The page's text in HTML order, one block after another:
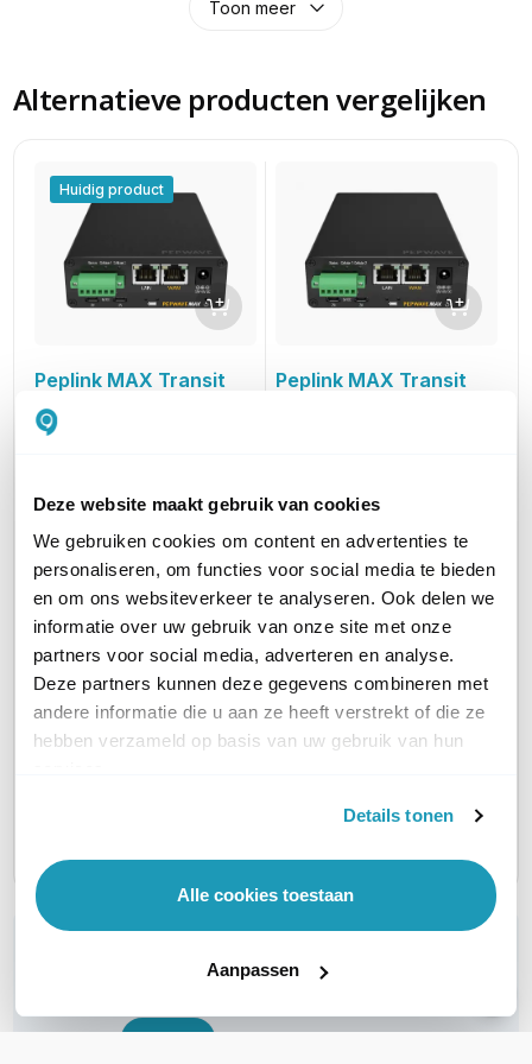
Deze website maakt gebruik van cookies
We gebruiken cookies om content en advertenties te
personaliseren, om functies voor social media te bieden
en om ons websiteverkeer te analyseren. Ook delen we
informatie over uw gebruik van onze site met onze
partners voor social media, adverteren en analyse.
Deze partners kunnen deze gegevens combineren met
andere informatie die u aan ze heeft verstrekt of die ze
hebben verzameld op basis van uw gebruik van hun
Details tonen
Alle cookies toestaan
Aanpassen
Toon meer
Alternatieve producten vergelijken
PRODUCTCATEGORIEËN
AANTAL LAN POORTEN
WIFI STANDAARD
Huidig product
Peplink MAX Transit
Duo Pro Global
Dual CAT12 modem, 4G+
jaar PrimeCare
Router
1
WiFi 6 (11ax)
Peplink MAX Transit
Router
1
WiFi 6 (11ax)
4 SIM-slots
Vraag het onze experts!